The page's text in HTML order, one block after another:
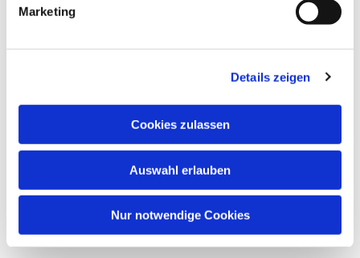
Marketing
Details zeigen
Cookies zulassen
Auswahl erlauben
Nur notwendige Cookies